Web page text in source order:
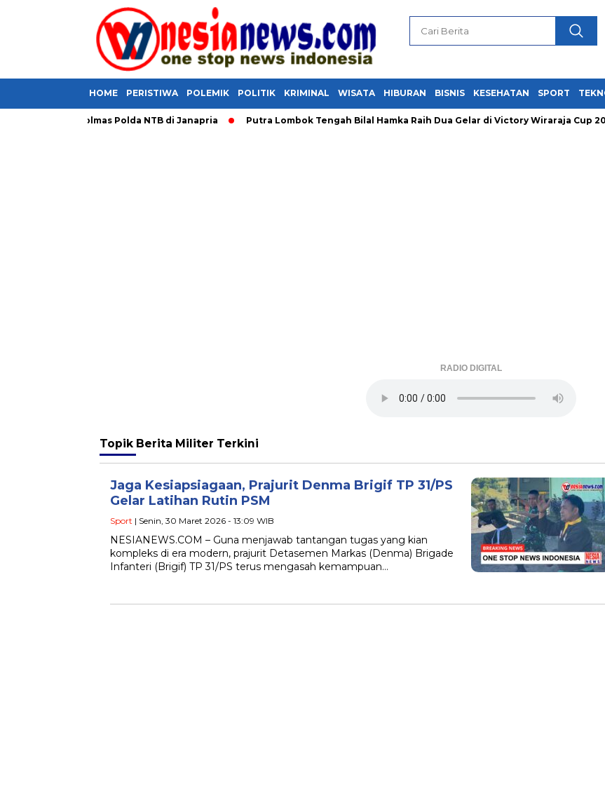
HOME PERISTIWA POLEMIK POLITIK KRIMINAL WISATA HIBURAN BISNIS KESEHATAN SPORT
Bor Polmas Polda NTB di Janapria Putra Lombok Tengah Bilal Hamka Raih Dua Gelar di Victory Wiraraja Cup 2026
RADIO DIGITAL
Topik Berita Militer Terkini
Jaga Kesiapsiagaan, Prajurit Denma Brigif TP 31/PS
Gelar Latihan Rutin PSM
Sport | Senin, 30 Maret 2026 - 13:09 WIB
​NESIANEWS.COM – Guna menjawab tantangan tugas yang kian
kompleks di era modern, prajurit Detasemen Markas (Denma) Brigade
Infanteri (Brigif) TP 31/PS terus mengasah kemampuan…